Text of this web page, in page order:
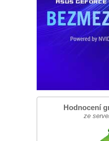
Hodnocení
ze